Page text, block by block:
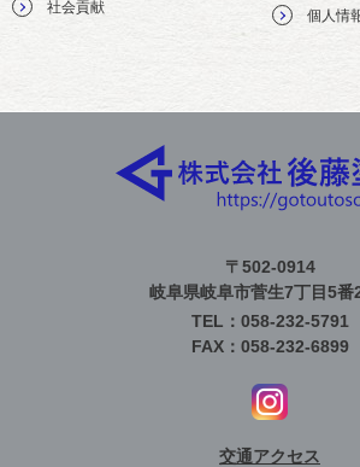
社会貢献 個人情
〒502-0914
岐阜県岐阜市菅生7丁目5番
TEL：058-232-5791
FAX：058-232-6899
交通アクセス